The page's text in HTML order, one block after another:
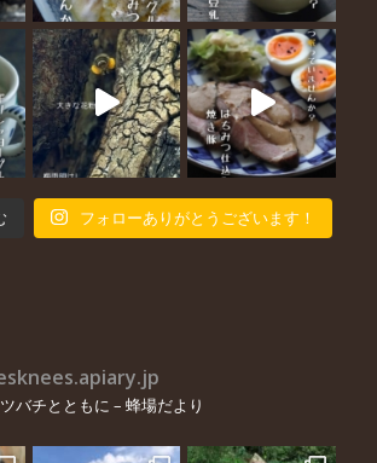
フォローありがとうございます！
バチとともに – 蜂場だより